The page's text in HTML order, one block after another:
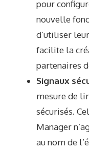
pour
nouvelle
d’utiliser
facilite la
partenaires
Signaux
mesure de
sécurisés.
Manager
au nom de